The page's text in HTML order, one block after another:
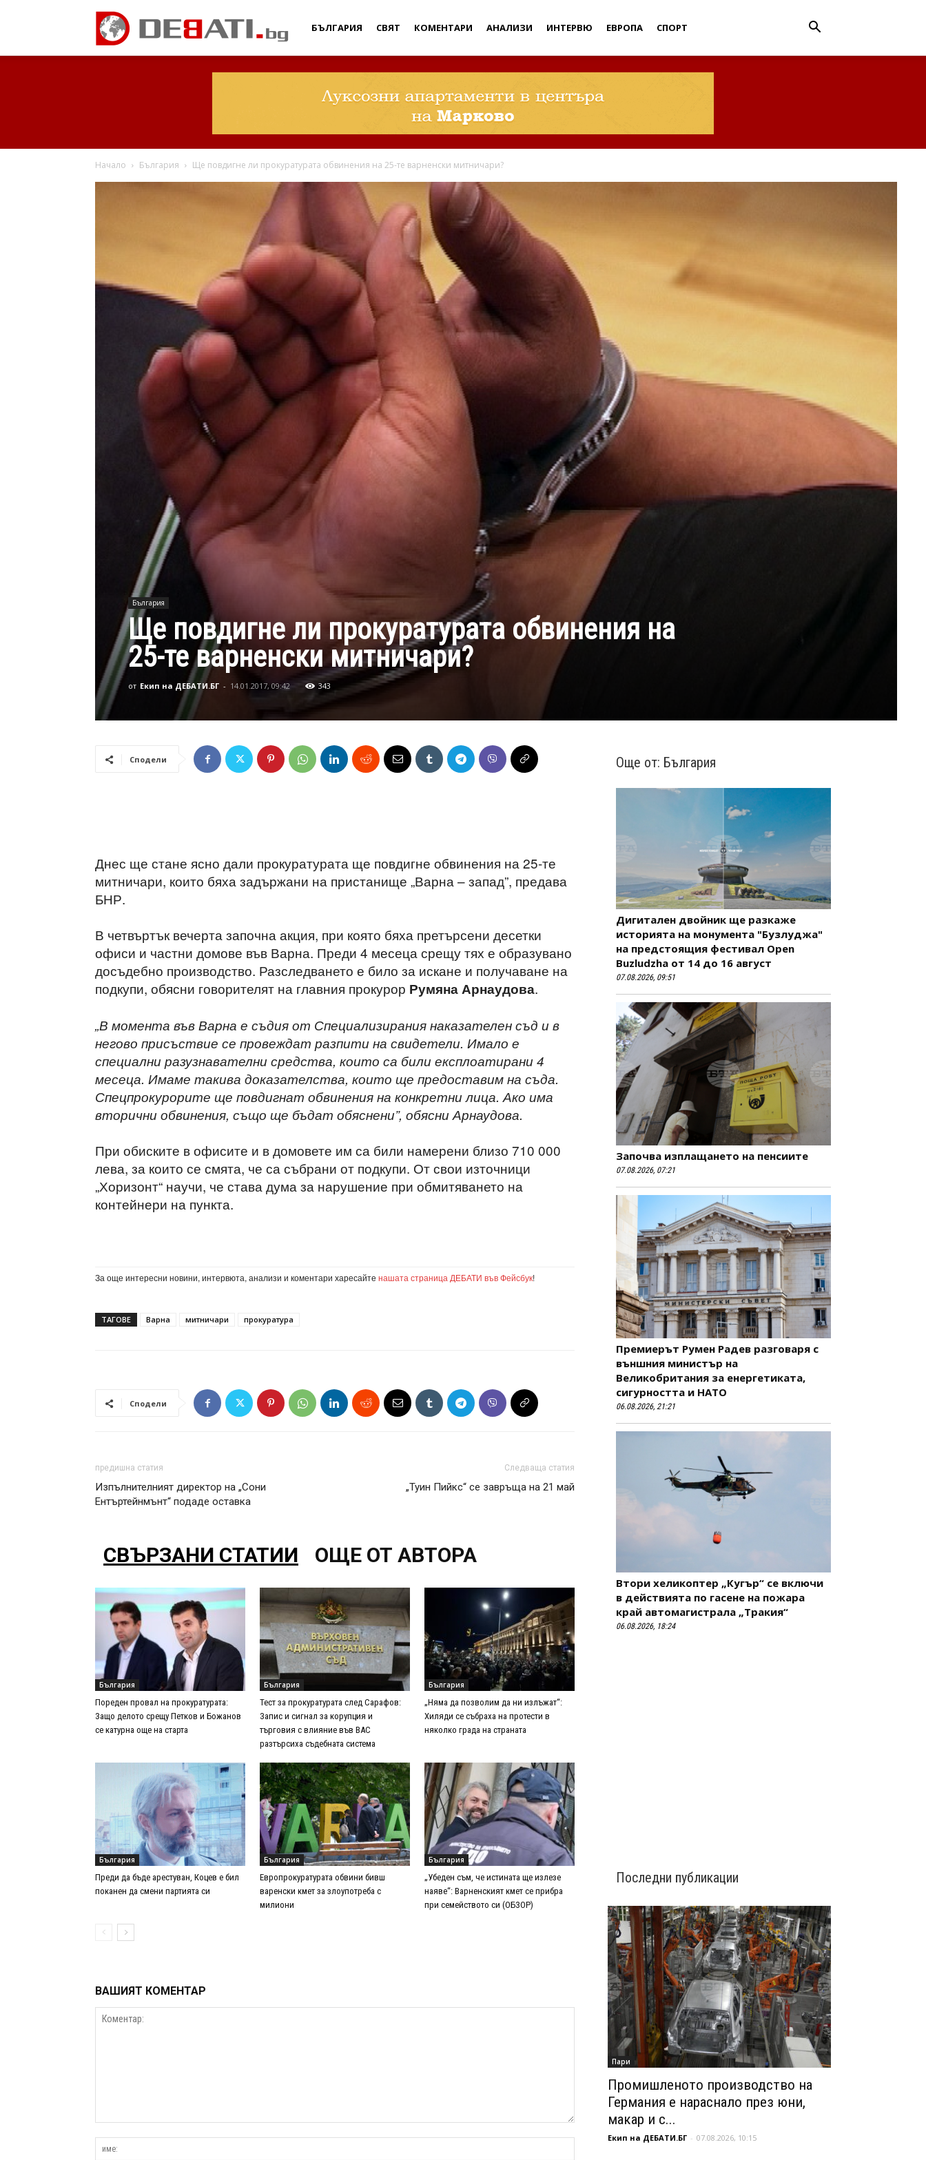
Дебати
БЪЛГАРИЯ СВЯТ КОМЕНТАРИ АНАЛИЗИ ИНТЕРВЮ ЕВРОПА СПОРТ
Начало България Ще повдигне ли прокуратурата обвинения на 25-те варненски митничари?
България
Ще повдигне ли прокуратурата обвинения на
25-те варненски митничари?
от Екип на ДЕБАТИ.БГ - 14.01.2017, 09:42 343
Сподели
Днес ще стане ясно дали прокуратурата ще повдигне обвинения на 25-те
митничари, които бяха задържани на пристанище „Варна – запад”, предава
БНР.
В четвъртък вечерта започна акция, при която бяха претърсени десетки
офиси и частни домове във Варна. Преди 4 месеца срещу тях е образувано
досъдебно производство. Разследването е било за искане и получаване на
подкупи, обясни говорителят на главния прокурор Румяна Арнаудова.
„В момента във Варна е съдия от Специализирания наказателен съд и в
негово присъствие се провеждат разпити на свидетели. Имало е
специални разузнавателни средства, които са били експлоатирани 4
месеца. Имаме такива доказателства, които ще предоставим на съда.
Спецпрокурорите ще повдигнат обвинения на конкретни лица. Ако има
вторични обвинения, също ще бъдат обяснени”, обясни Арнаудова.
При обиските в офисите и в домовете им са били намерени близо 710 000
лева, за които се смята, че са събрани от подкупи. От свои източници
„Хоризонт“ научи, че става дума за нарушение при обмитяването на
контейнери на пункта.
За още интересни новини, интервюта, анализи и коментари харесайте нашата страница ДЕБАТИ във Фейсбук!
ТАГОВЕ Варна митничари прокуратура
Сподели
предишна статия
Изпълнителният директор на „Сони
Ентъртейнмънт“ подаде оставка
Следваща статия
„Туин Пийкс“ се завръща на 21 май
СВЪРЗАНИ СТАТИИ ОЩЕ ОТ АВТОРА
България
Пореден провал на прокуратурата:
Защо делото срещу Петков и Божанов
се катурна още на старта
България
Тест за прокуратурата след Сарафов:
Запис и сигнал за корупция и
търговия с влияние във ВАС
разтърсиха съдебната система
България
„Няма да позволим да ни излъжат“:
Хиляди се събраха на протести в
няколко града на страната
България
Преди да бъде арестуван, Коцев е бил
поканен да смени партията си
България
Европрокуратурата обвини бивш
варенски кмет за злоупотреба с
милиони
България
„Убеден съм, че истината ще излезе
наяве“: Варненският кмет се прибра
при семейството си (ОБЗОР)
ВАШИЯТ КОМЕНТАР
Още от: България
Дигитален двойник ще разкаже
историята на монумента "Бузлуджа"
на предстоящия фестивал Open
Buzludzha от 14 до 16 август
07.08.2026, 09:51
Започва изплащането на пенсиите
07.08.2026, 07:21
Премиерът Румен Радев разговаря с
външния министър на
Великобритания за енергетиката,
сигурността и НАТО
06.08.2026, 21:21
Втори хеликоптер „Кугър“ се включи
в действията по гасене на пожара
край автомагистрала „Тракия“
06.08.2026, 18:24
Последни публикации
Пари
Промишленото производство на
Германия е нараснало през юни,
макар и с...
Екип на ДЕБАТИ.БГ - 07.08.2026, 10:15